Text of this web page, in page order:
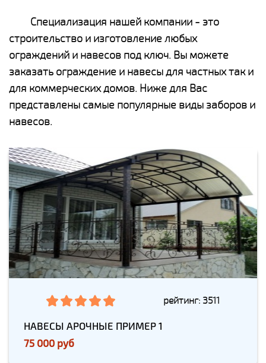
Специализация нашей компании - это
строительство и изготовление любых
ограждений и навесов под ключ. Вы можете
заказать ограждение и навесы для частных так и
для коммерческих домов. Ниже для Вас
представлены самые популярные виды заборов и
навесов.
рейтинг: 3511
НАВЕСЫ АРОЧНЫЕ ПРИМЕР 1
75 000 руб